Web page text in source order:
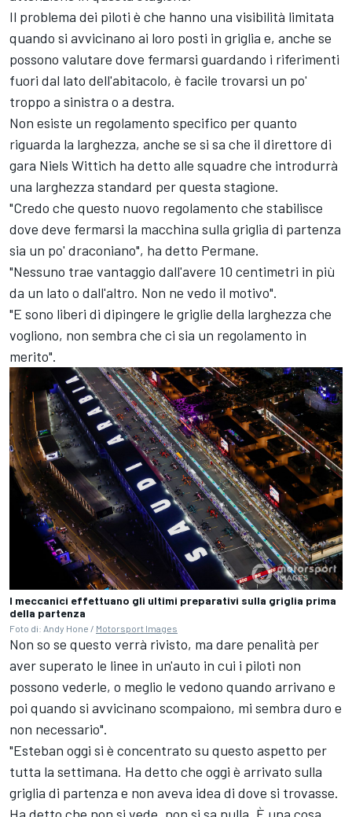
Il problema dei piloti è che hanno una visibilità limitata
quando si avvicinano ai loro posti in griglia e, anche se
possono valutare dove fermarsi guardando i riferimenti
fuori dal lato dell'abitacolo, è facile trovarsi un po'
troppo a sinistra o a destra.
Non esiste un regolamento specifico per quanto
riguarda la larghezza, anche se si sa che il direttore di
gara Niels Wittich ha detto alle squadre che introdurrà
una larghezza standard per questa stagione.
"Credo che questo nuovo regolamento che stabilisce
dove deve fermarsi la macchina sulla griglia di partenza
sia un po' draconiano", ha detto Permane.
"Nessuno trae vantaggio dall'avere 10 centimetri in più
da un lato o dall'altro. Non ne vedo il motivo".
"E sono liberi di dipingere le griglie della larghezza che
vogliono, non sembra che ci sia un regolamento in
merito".
I meccanici effettuano gli ultimi preparativi sulla griglia prima
della partenza
Foto di: Andy Hone / Motorsport Images
Non so se questo verrà rivisto, ma dare penalità per
aver superato le linee in un'auto in cui i piloti non
possono vederle, o meglio le vedono quando arrivano e
poi quando si avvicinano scompaiono, mi sembra duro e
non necessario".
"Esteban oggi si è concentrato su questo aspetto per
tutta la settimana. Ha detto che oggi è arrivato sulla
griglia di partenza e non aveva idea di dove si trovasse.